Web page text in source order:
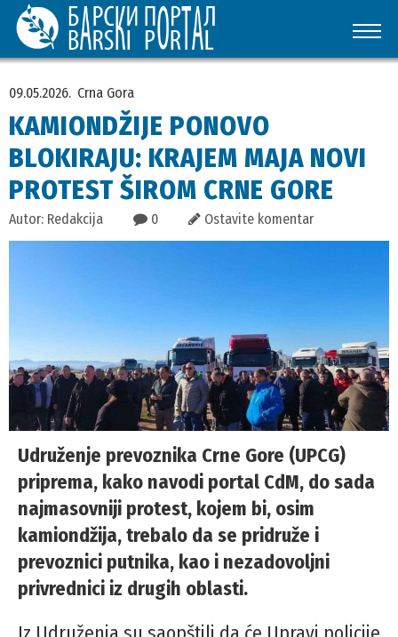
09.05.2026. Crna Gora
KAMIONDŽIJE PONOVO
BLOKIRAJU: KRAJEM MAJA NOVI
PROTEST ŠIROM CRNE GORE
Autor: Redakcija 0 Ostavite komentar
Udruženje prevoznika Crne Gore (UPCG)
priprema, kako navodi portal CdM, do sada
najmasovniji protest, kojem bi, osim
kamiondžija, trebalo da se pridruže i
prevoznici putnika, kao i nezadovoljni
privrednici iz drugih oblasti.